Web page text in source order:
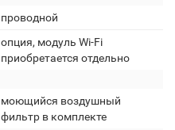
проводной
опция, модуль Wi-Fi
приобретается отдельно
моющийся воздушный
фильтр в комплекте